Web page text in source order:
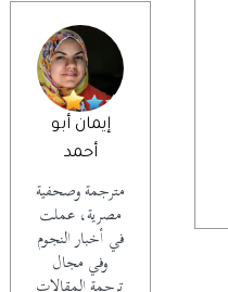
إيمان أبو
أحمد
مترجمة وصحفية
مصرية، عملت
في أخبار النجوم
وفي مجال